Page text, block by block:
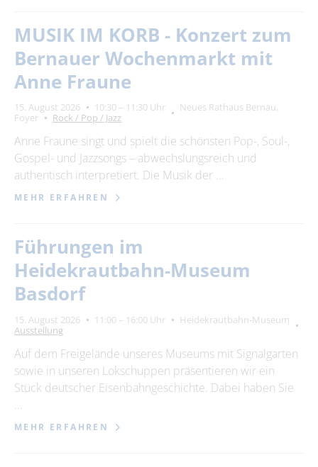
MUSIK IM KORB - Konzert zum
Bernauer Wochenmarkt mit
Anne Fraune
15. August 2026 10:30 – 11:30 Uhr
Neues Rathaus Bernau,
Foyer
Rock / Pop / Jazz
Anne Fraune singt und spielt die schönsten Pop-, Soul-,
Gospel- und Jazzsongs – abwechslungsreich und
authentisch interpretiert. Die Musik der …
MEHR ERFAHREN
Führungen im
Heidekrautbahn-Museum
Basdorf
15. August 2026 11:00 – 16:00 Uhr
Heidekrautbahn-Museum
Ausstellung
Auf dem Freigelände unseres Museums mit Signalgarten
sowie in unseren Lokschuppen präsentieren wir ein
Stück deutscher Eisenbahngeschichte. Dabei haben Sie
…
MEHR ERFAHREN